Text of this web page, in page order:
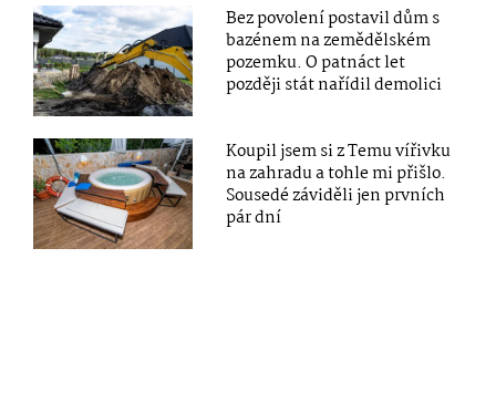
Bez povolení postavil dům s
bazénem na zemědělském
pozemku. O patnáct let
později stát nařídil demolici
Koupil jsem si z Temu vířivku
na zahradu a tohle mi přišlo.
Sousedé záviděli jen prvních
pár dní